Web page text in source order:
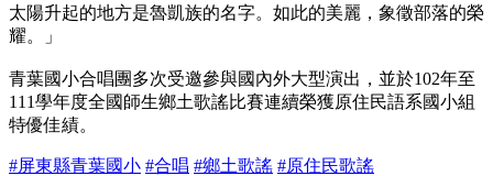
太陽升起的地方是魯凱族的名字。如此的美麗，象徵部落的榮
耀。」
青葉國小合唱團多次受邀參與國內外大型演出，並於102年至
111學年度全國師生鄉土歌謠比賽連續榮獲原住民語系國小組
特優佳績。
#屏東縣青葉國小 #合唱 #鄉土歌謠 #原住民歌謠